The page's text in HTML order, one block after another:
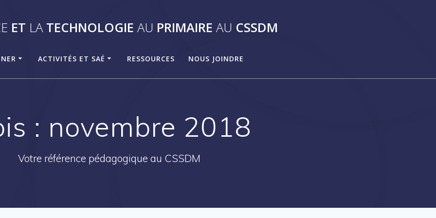
ET LATECHNOLOGIE AU PRIMAIRE AU CSSDM
ACTIVITÉS ET SAÉ RESSOURCES NOUS JOINDRE
: novembre 2018
Votre référence pédagogique au CSSDM